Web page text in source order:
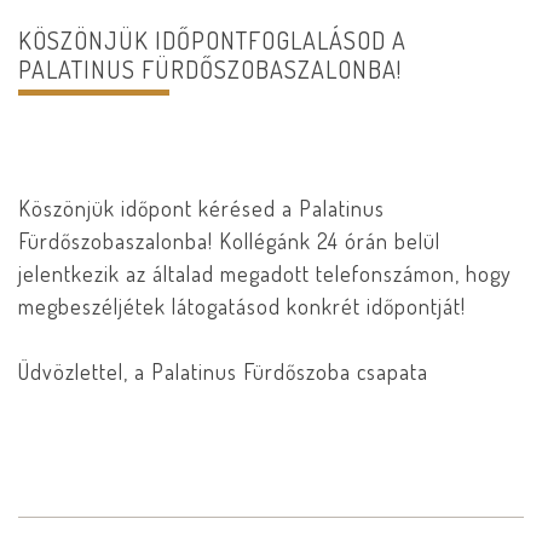
KÖSZÖNJÜK IDŐPONTFOGLALÁSOD A
PALATINUS FÜRDŐSZOBASZALONBA!
Köszönjük időpont kérésed a Palatinus
Fürdőszobaszalonba! Kollégánk 24 órán belül
jelentkezik az általad megadott telefonszámon, hogy
megbeszéljétek látogatásod konkrét időpontját!
Üdvözlettel, a Palatinus Fürdőszoba csapata